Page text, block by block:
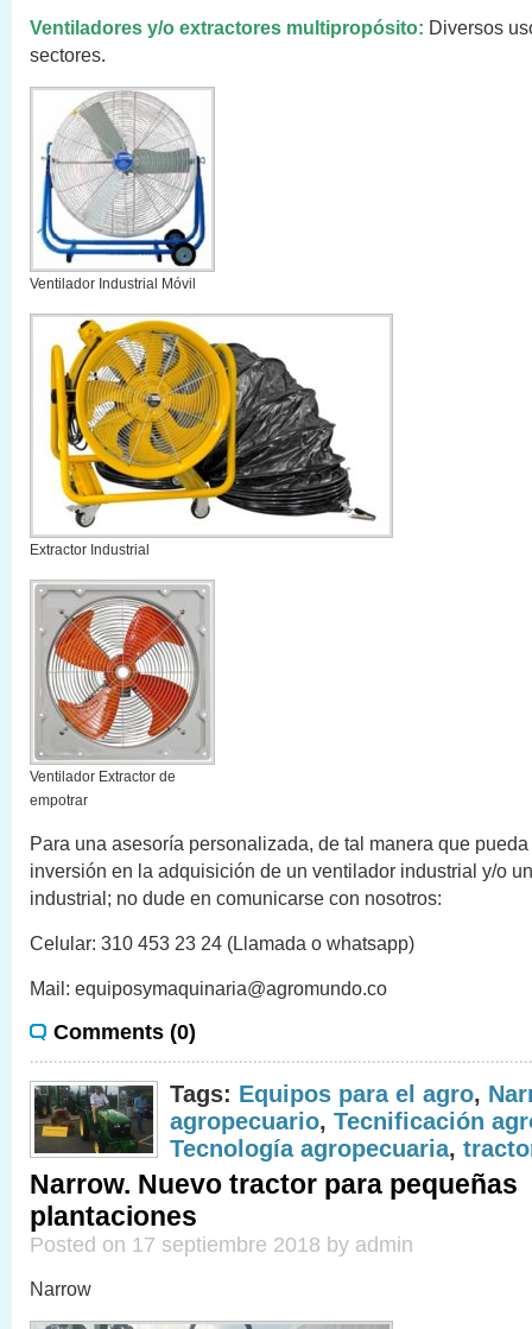
Ventiladores y/o extractores multipropósito: Diversos
sectores.
Ventilador Industrial Móvil
Extractor Industrial
Ventilador Extractor de
empotrar
Para una asesoría personalizada, de tal manera que
inversión en la adquisición de un ventilador industrial y/o
industrial; no dude en comunicarse con nosotros:
Celular: 310 453 23 24 (Llamada o whatsapp)
Mail: equiposymaquinaria@agromundo.co
Comments (0)
Tags: Equipos para el agro,
agropecuario, Tecnificación
Tecnología agropecuaria,
Narrow. Nuevo tractor para pequeñas
plantaciones
Posted on 17 septiembre 2018 by admin
Narrow